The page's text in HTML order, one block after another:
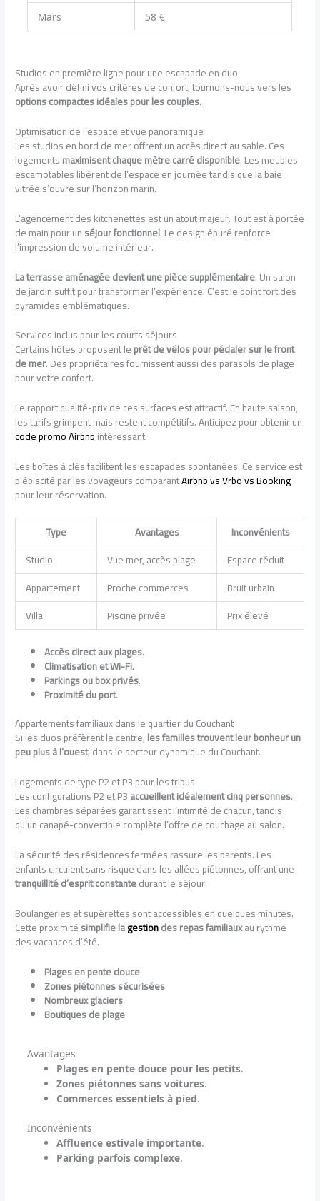
Mars 58 €
Studios en première ligne pour une escapade en duo
Après avoir défini vos critères de confort, tournons-nous vers les
options compactes idéales pour les couples.
Optimisation de l’espace et vue panoramique
Les studios en bord de mer offrent un accès direct au sable. Ces
logementsmaximisent chaque mètre carré disponible. Les meubles
escamotables libèrent de l’espace en journée tandis que la baie
vitrée s’ouvre sur l’horizon marin.
L’agencement des kitchenettes est un atout majeur. Tout est à portée
de main pour unséjour fonctionnel. Le design épuré renforce
l’impression de volume intérieur.
La terrasse aménagée devient une pièce supplémentaire. Un salon
de jardin suffit pour transformer l’expérience. C’est le point fort des
pyramides emblématiques.
Services inclus pour les courts séjours
Certains hôtes proposent leprêt de vélos pour pédaler sur le front
de mer. Des propriétaires fournissent aussi des parasols de plage
pour votre confort.
Le rapport qualité-prix de ces surfaces est attractif. En haute saison,
les tarifs grimpent mais restent compétitifs. Anticipez pour obtenir un
code promo Airbnbintéressant.
Les boîtes à clés facilitent les escapades spontanées. Ce service est
plébiscité par les voyageurs comparantAirbnb vs Vrbo vs Booking
pour leur réservation.
Type
Avantages
Inconvénients
Studio
Vue mer, accès plage
Espace réduit
Appartement
Proche commerces
Bruit urbain
Villa
Piscine privée
Prix élevé
Accès direct aux plages.
Climatisation et Wi-Fi.
Parkings ou box privés.
Proximité du port.
Appartements familiaux dans le quartier du Couchant
Si les duos préfèrent le centre,les familles trouvent leur bonheur un
peu plus à l’ouest, dans le secteur dynamique du Couchant.
Logements de type P2 et P3 pour les tribus
Les configurations P2 et P3accueillent idéalement cinq personnes.
Les chambres séparées garantissent l’intimité de chacun, tandis
qu’un canapé-convertible complète l’offre de couchage au salon.
La sécurité des résidences fermées rassure les parents. Les
enfants circulent sans risque dans les allées piétonnes, offrant une
tranquillité d’esprit constantedurant le séjour.
Boulangeries et supérettes sont accessibles en quelques minutes.
Cette proximitésimplifie lagestiondes repas familiauxau rythme
des vacances d’été.
Plages en pente douce
Zones piétonnes sécurisées
Nombreux glaciers
Boutiques de plage
Avantages
Plages en pente douce pour les petits.
Zones piétonnes sans voitures.
Commerces essentiels à pied.
Inconvénients
Affluence estivale importante.
Parking parfois complexe.